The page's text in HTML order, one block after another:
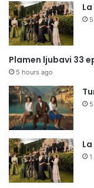
Plamen ljubavi 33
5 hours ago